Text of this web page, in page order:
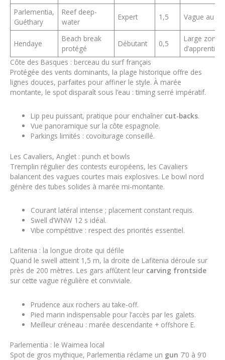
Parlementia,
Guéthary
Reef deep-
water
Expert 1,5 Vague au
Hendaye
Beach break
protégé
Débutant 0,5
Large zone
Côte des Basques : berceau du surf français
Protégée des vents dominants, la plage historique offre des
lignes douces, parfaites pour affiner le style. À marée
montante, le spot disparaît sous l’eau : timing serré impératif.
Lip peu puissant, pratique pour enchaîner cut-backs.
Vue panoramique sur la côte espagnole.
Parkings limités : covoiturage conseillé.
Les Cavaliers, Anglet : punch et bowls
Tremplin régulier des contests européens, les Cavaliers
balancent des vagues courtes mais explosives. Le bowl nord
génère des tubes solides à marée mi-montante.
Courant latéral intense ; placement constant requis.
Swell d’WNW 12 s idéal.
Vibe compétitive : respect des priorités essentiel.
Lafitenia : la longue droite qui défile
Quand le swell atteint 1,5 m, la droite de Lafitenia déroule sur
près de 200 mètres. Les gars affûtent leur carving frontside
sur cette vague régulière et conviviale.
Prudence aux rochers au take-off.
Pied marin indispensable pour l’accès par les galets.
Meilleur créneau : marée descendante + offshore E.
Parlementia : le Waimea local
Spot de gros mythique, Parlementia réclame un gun 7’0 à 9’0